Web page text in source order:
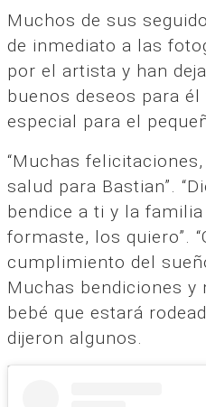
Muchos de sus
de inmediato a las
por el artista y han
buenos deseos para
especial para el
“Muchas
salud para Bastian”.
bendice a ti y la
formaste, los quiero”.
cumplimiento del
Muchas bendiciones y
bebé que estará
dijeron algunos.